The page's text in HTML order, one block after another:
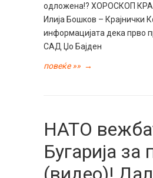
одложена!? ХОРОСКОП
Илија Бошков – Крајнички
информацијата дека прво
САД Џо Бајден
повеќе »» →
НАТО
Бугарија за